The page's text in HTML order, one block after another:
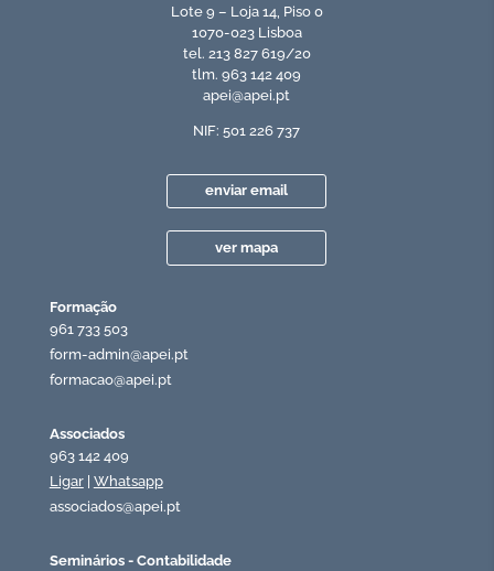
Lote 9 – Loja 14, Piso 0
1070-023 Lisboa
tel. 213 827 619/20
tlm. 963 142 409
apei@apei.pt
NIF: 501 226 737
enviar email
ver mapa
Formação
961 733 503
form-admin@apei.pt
formacao@apei.pt
Associados
963 142 409
Ligar| Whatsapp
associados@apei.pt
Seminários - Contabilidade